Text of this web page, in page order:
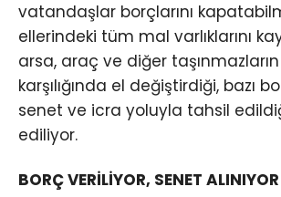
vatandaşlar borçlarını
ellerindeki tüm mal varlıklarını
arsa, araç ve diğer
karşılığında el değiştirdiği, bazı
senet ve icra yoluyla tahsil
ediliyor.
BORÇ VERİLİYOR, SENET ALINIYOR